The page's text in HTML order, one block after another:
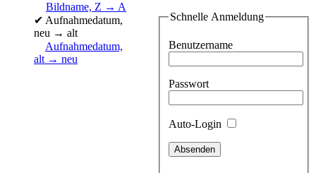
Schnelle Anmeldung
Benutzername
Passwort
Auto-Login
Bildname, Z → A
✔ Aufnahmedatum,
neu → alt
Aufnahmedatum,
alt → neu